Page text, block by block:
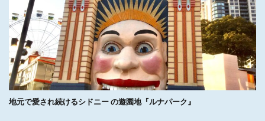
地元で愛され続けるシドニー の遊園地『ルナパーク』